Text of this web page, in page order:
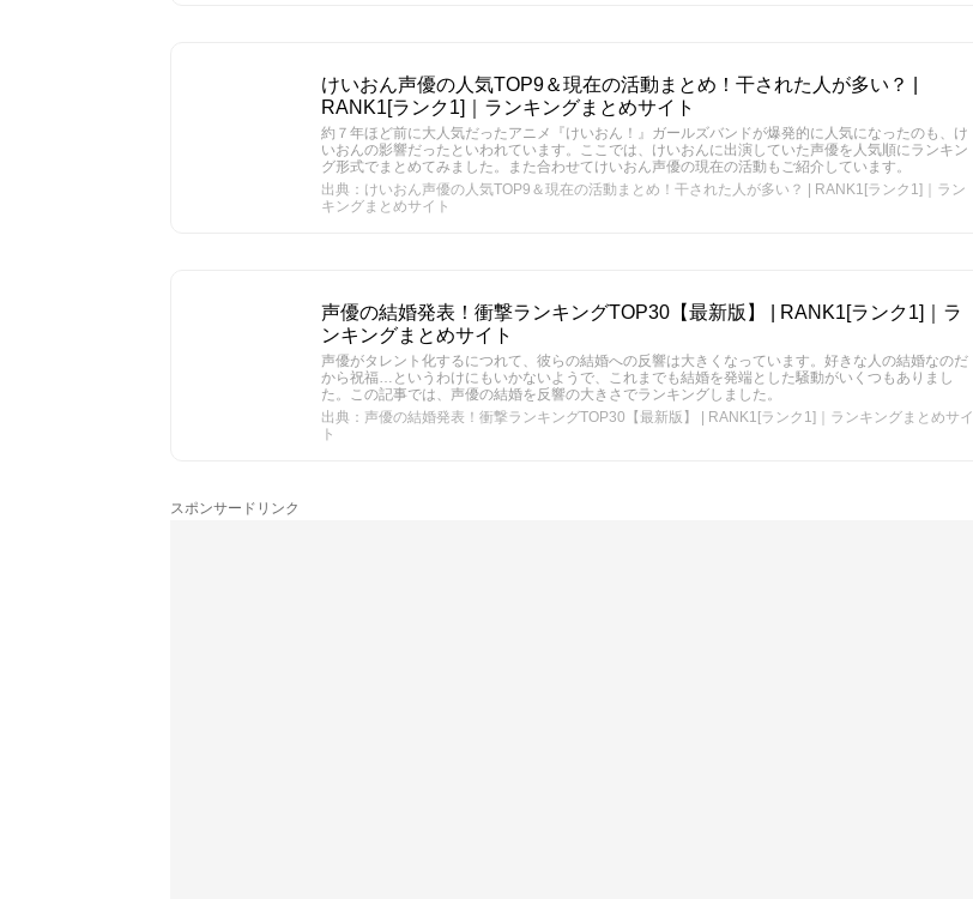
けいおん声優の人気TOP9＆現在の活動まとめ！干された人が多い？ |
RANK1[ランク1]｜ランキングまとめサイト
約７年ほど前に大人気だったアニメ『けいおん！』ガールズバンドが爆発的に人気になったのも、け
いおんの影響だったといわれています。ここでは、けいおんに出演していた声優を人気順にランキン
グ形式でまとめてみました。また合わせてけいおん声優の現在の活動もご紹介しています。
出典：けいおん声優の人気TOP9＆現在の活動まとめ！干された人が多い？ | RANK1[ランク1]｜ラン
キングまとめサイト
声優の結婚発表！衝撃ランキングTOP30【最新版】 | RANK1[ランク1]｜ラ
ンキングまとめサイト
声優がタレント化するにつれて、彼らの結婚への反響は大きくなっています。好きな人の結婚なのだ
から祝福…というわけにもいかないようで、これまでも結婚を発端とした騒動がいくつもありまし
た。この記事では、声優の結婚を反響の大きさでランキングしました。
出典：声優の結婚発表！衝撃ランキングTOP30【最新版】 | RANK1[ランク1]｜ランキングまとめサイ
ト
スポンサードリンク